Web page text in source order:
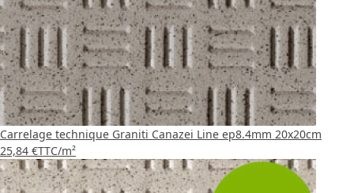
Carrelage technique Graniti Canazei Line ep8.4mm 20x20cm
25,84 €TTC/m²